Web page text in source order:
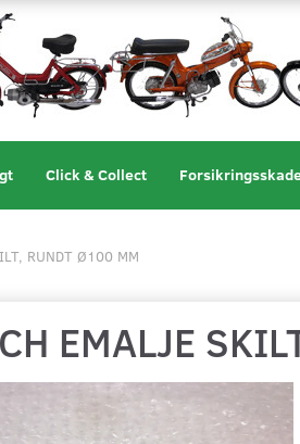
Click & Collect
RUNDT Ø100 MM
EMALJE